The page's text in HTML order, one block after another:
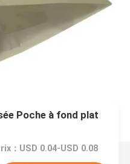
Poche à fond plat
：USD 0.04-USD 0.08